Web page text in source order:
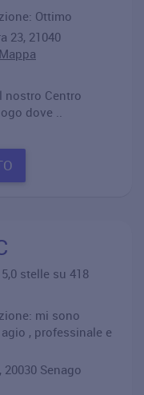
Ottimo
23, 21040
Mappa
nostro Centro
dove ..
5,0 stelle su 418
mi sono
, professinale e
20030 Senago